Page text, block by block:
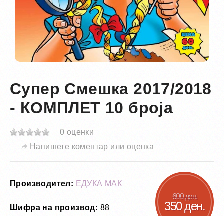
Супер Смешка 2017/2018
- КОМПЛЕТ 10 броја
0 оценки
Напишете коментар или оценка
600 ден.
350 ден.
Производител: ЕДУКА МАК
Шифра на производ: 88